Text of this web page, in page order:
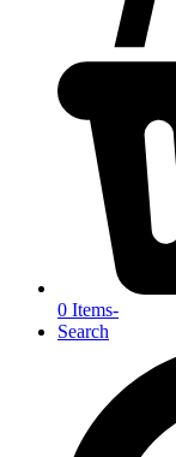
0 Items-
Search